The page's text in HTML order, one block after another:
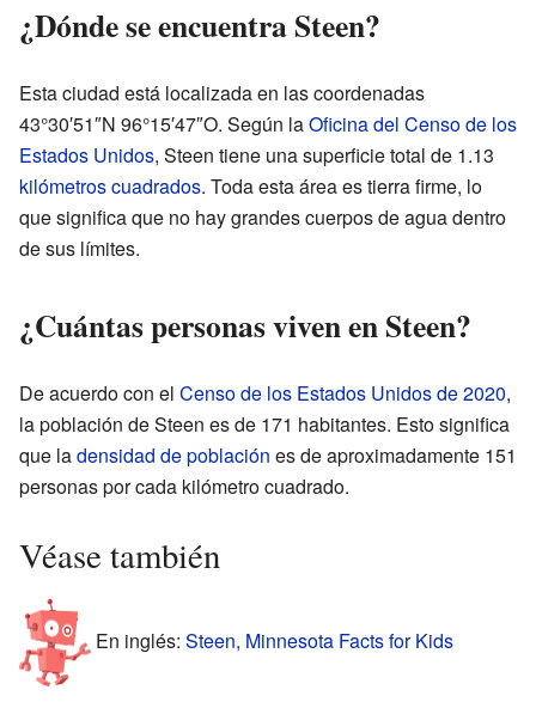
¿Dónde se encuentra Steen?
Esta ciudad está localizada en las coordenadas
43°30′51″N 96°15′47″O. Según laOficina del Censo de los
Estados Unidos, Steen tiene una superficie total de 1.13
kilómetros cuadrados. Toda esta área es tierra firme, lo
que significa que no hay grandes cuerpos de agua dentro
de sus límites.
¿Cuántas personas viven en Steen?
De acuerdo con el Censo de los Estados Unidos de 2020,
la población de Steen es de 171 habitantes. Esto significa
que ladensidad de población es de aproximadamente 151
personas por cada kilómetro cuadrado.
Véase también
En inglés: Steen, Minnesota Facts for Kids